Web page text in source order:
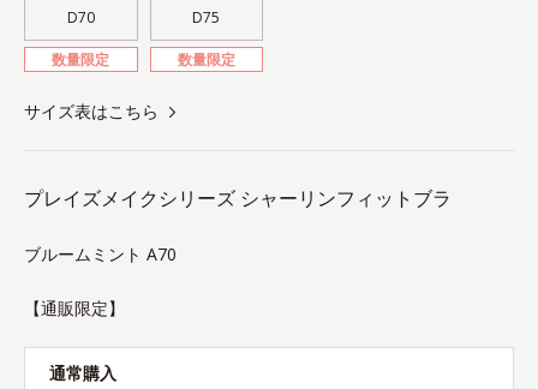
D70
数量限定
D75
数量限定
サイズ表はこちら
プレイズメイクシリーズ シャーリンフィットブラ
ブルームミント A70
【通販限定】
通常購入